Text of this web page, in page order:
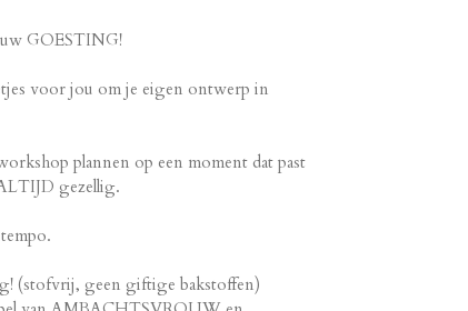
GOESTING!
voor jou om je eigen ontwerp in
plannen op een moment dat past
gezellig.
(stofvrij, geen giftige bakstoffen)